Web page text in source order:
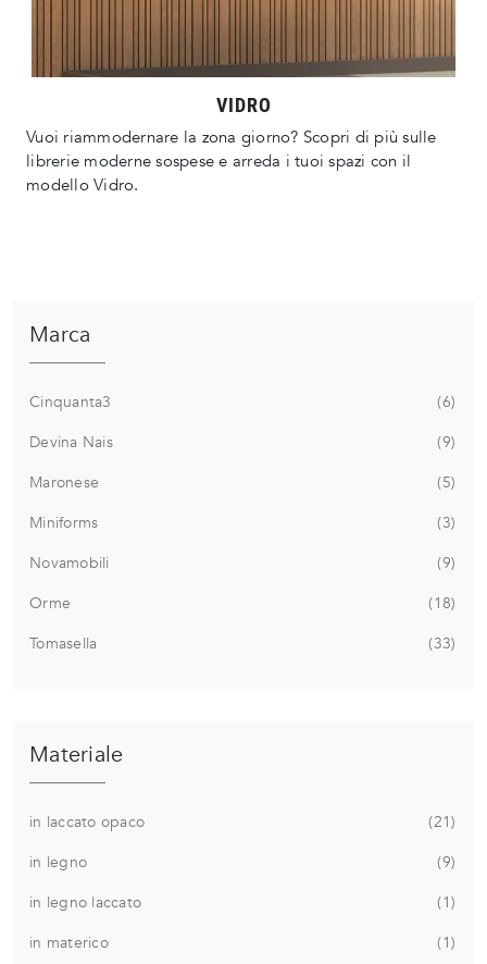
VIDRO
Vuoi riammodernare la zona giorno? Scopri di più sulle
librerie moderne sospese e arreda i tuoi spazi con il
modello Vidro.
Marca
Cinquanta3
6
Devina Nais
9
Maronese
5
Miniforms
3
Novamobili
9
Orme
18
Tomasella
33
Materiale
in laccato opaco
21
in legno
9
in legno laccato
1
in materico
1